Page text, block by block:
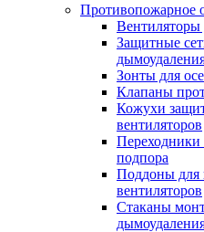
Противопожарное
Вентиляторы
Защитные
Зонты для
Клапаны
Кожухи
вентиляторов
Переходники
подпора
Поддоны
вентиляторов
Стаканы